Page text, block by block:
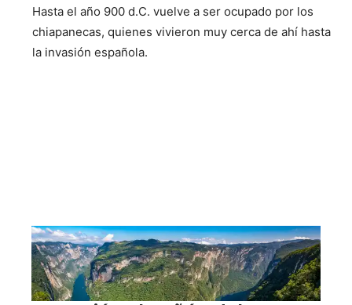
Hasta el año 900 d.C. vuelve a ser ocupado por los
chiapanecas, quienes vivieron muy cerca de ahí hasta
la invasión española.